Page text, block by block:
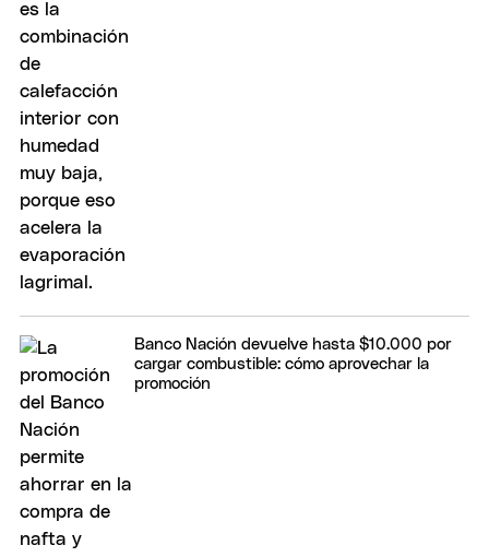
Banco Nación devuelve hasta $10.000 por
cargar combustible: cómo aprovechar la
promoción